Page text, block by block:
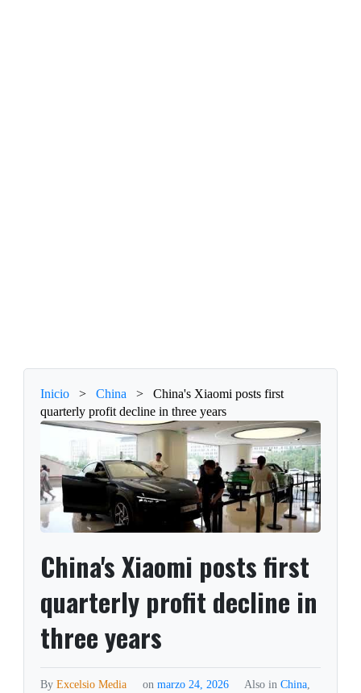
Inicio > China >
China's Xiaomi posts first
quarterly profit decline in three years
China's Xiaomi posts first
quarterly profit decline in
three years
ByExcelsio Media on marzo 24, 2026 Also in China,